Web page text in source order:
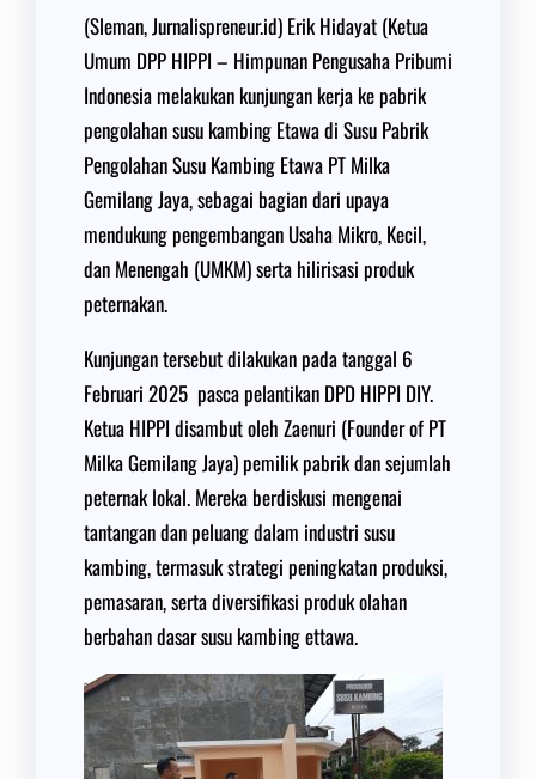
(Sleman, Jurnalispreneur.id) Erik Hidayat (Ketua
Umum DPP HIPPI – Himpunan Pengusaha Pribumi
Indonesia melakukan kunjungan kerja ke pabrik
pengolahan susu kambing Etawa di Susu Pabrik
Pengolahan Susu Kambing Etawa PT Milka
Gemilang Jaya, sebagai bagian dari upaya
mendukung pengembangan Usaha Mikro, Kecil,
dan Menengah (UMKM) serta hilirisasi produk
peternakan.
Kunjungan tersebut dilakukan pada tanggal 6
Februari 2025 pasca pelantikan DPD HIPPI DIY.
Ketua HIPPI disambut oleh Zaenuri (Founder of PT
Milka Gemilang Jaya) pemilik pabrik dan sejumlah
peternak lokal. Mereka berdiskusi mengenai
tantangan dan peluang dalam industri susu
kambing, termasuk strategi peningkatan produksi,
pemasaran, serta diversifikasi produk olahan
berbahan dasar susu kambing ettawa.